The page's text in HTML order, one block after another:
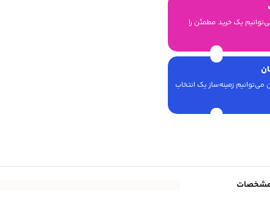
با ارائه بیرینگ اورجینال می‎‌توانیم یک خرید مطمئن را
زمینه‌ساز یک انتخاب